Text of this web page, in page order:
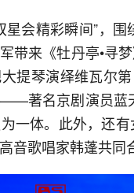
会精彩瞬间”，围
带来《牡丹亭•寻
提琴演绎维瓦尔
著名京剧演员蓝
一体。此外，还
音歌唱家韩蓬共同